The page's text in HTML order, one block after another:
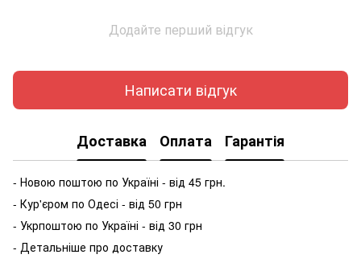
Додайте перший відгук
Написати відгук
Доставка Оплата Гарантія
- Новою поштою по Україні - від 45 грн.
- Кур'єром по Одесі - від 50 грн
- Укрпоштою по Україні - від 30 грн
- Детальніше про доставку